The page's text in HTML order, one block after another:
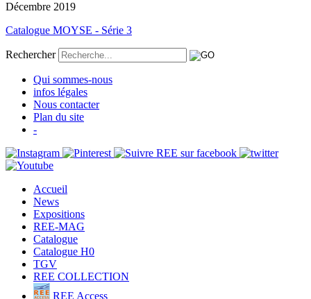
Décembre 2019
Catalogue MOYSE - Série 3
Rechercher
Qui sommes-nous
infos légales
Nous contacter
Plan du site
-
Accueil
News
Expositions
REE-MAG
Catalogue
Catalogue H0
TGV
REE COLLECTION
REE Access